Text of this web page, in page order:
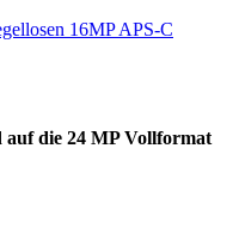
16MP APS-C
auf die 24 MP Vollformat